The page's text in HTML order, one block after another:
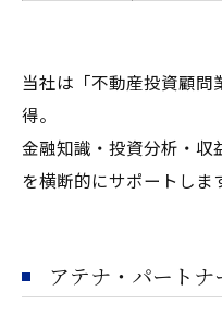
当社は「不動産投資顧
得。
金融知識・投資分析・収
を横断的にサポートしま
アテナ・パート